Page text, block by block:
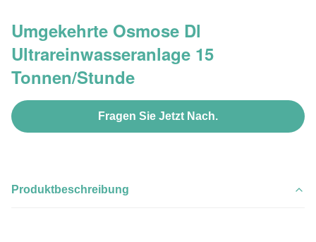
Umgekehrte Osmose Dl
Ultrareinwasseranlage 15
Tonnen/Stunde
Fragen Sie Jetzt Nach.
Produktbeschreibung